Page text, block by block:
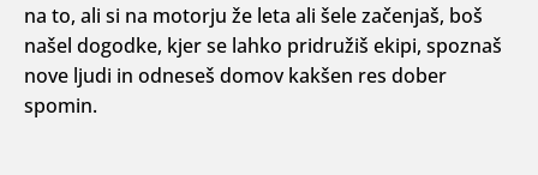
na to, ali si na motorju že leta ali šele začenjaš, boš
našel dogodke, kjer se lahko pridružiš ekipi, spoznaš
nove ljudi in odneseš domov kakšen res dober
spomin.